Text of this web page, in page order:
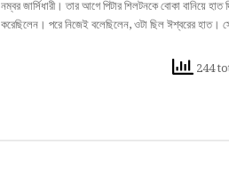
নম্বর জার্সিধারী। তার আগে পিটার শিলটনকে বোকা বানিয়ে হাত
করেছিলেন। পরে নিজেই বলেছিলেন, ওটা ছিল ঈশ্বরের
244